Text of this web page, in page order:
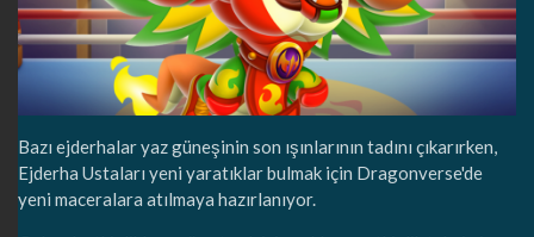
Bazı ejderhalar yaz güneşinin son ışınlarının tadını çıkarırken,
Ejderha Ustaları yeni yaratıklar bulmak için Dragonverse'de
yeni maceralara atılmaya hazırlanıyor.